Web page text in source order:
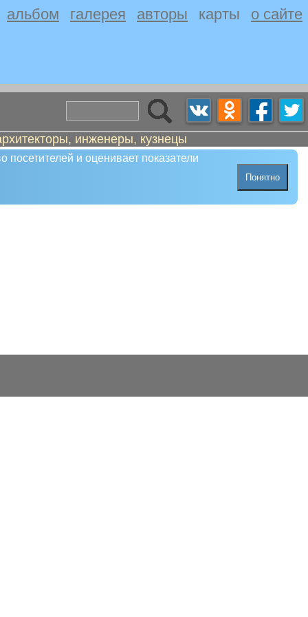
альбом галерея авторы карты о сайте
инженеры, кузнецы
и оценивает показатели
Понятно